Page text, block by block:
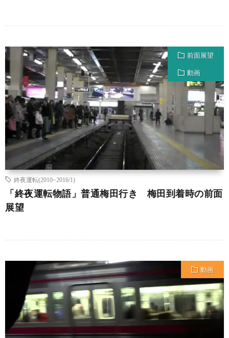
前面展望
動画
終夜運転(2010~2016/1)
「終夜運転物語」普通梅田行き 梅田到着時の前面
展望
動画